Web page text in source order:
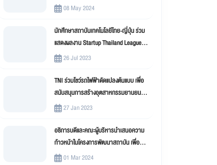
สารสนเทศ
08 May 2024
นักศึกษาสถาบันเทคโนโลยีไทย-ญี่ปุ่น ร่วม
แสดงผลงาน Startup Thailand League
202326 Jul 2023
TNI ร่วมโชว์รถไฟฟ้าดัดแปลงต้นแบบ เพื่อ
สนับสนุนการสร้างอุตสาหกรรมยานยนต์
ไฟฟ้าดัดแปลง (EV Conversion)
27 Jan 2023
อธิการบดีและคณะผู้บริหารนำเสนอความ
ก้าวหน้าในโครงการพัฒนาสถาบัน เพื่อขับ
เคลื่อน สถาบันเทคโนโลยีไทย-ญี่ปุ่น (TNI)
01 Mar 2024